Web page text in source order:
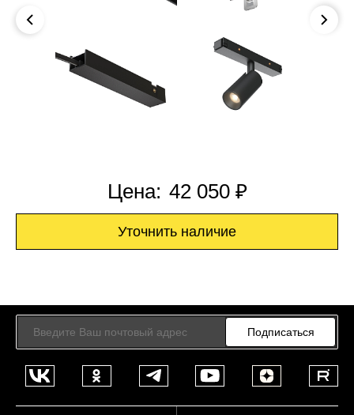
Цена: 42 050 ₽
Уточнить наличие
Подписаться